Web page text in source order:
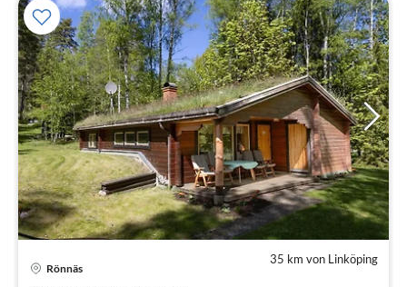
35 km von Linköping
Rönnäs